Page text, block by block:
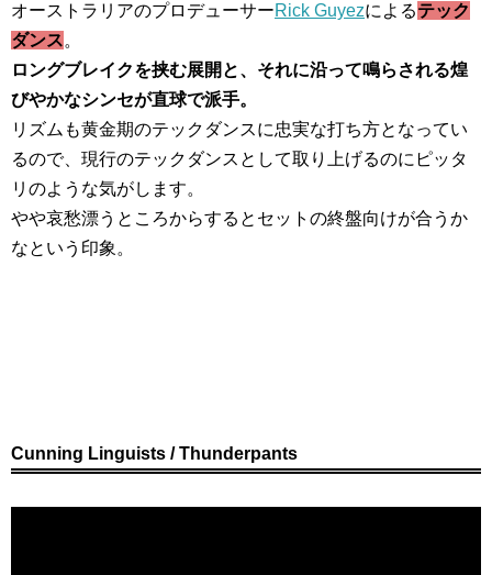
オーストラリアのプロデューサーRick Guyezによるテック
ダンス。
ロングブレイクを挟む展開と、それに沿って鳴らされる煌
びやかなシンセが直球で派手。
リズムも黄金期のテックダンスに忠実な打ち方となってい
るので、現行のテックダンスとして取り上げるのにピッタ
リのような気がします。
やや哀愁漂うところからするとセットの終盤向けが合うか
なという印象。
Cunning Linguists / Thunderpants